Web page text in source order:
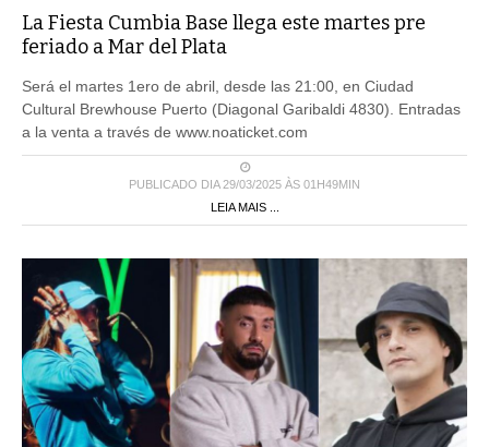
La Fiesta Cumbia Base llega este martes pre
feriado a Mar del Plata
Será el martes 1ero de abril, desde las 21:00, en Ciudad
Cultural Brewhouse Puerto (Diagonal Garibaldi 4830). Entradas
a la venta a través de www.noaticket.com
PUBLICADO DIA 29/03/2025 ÀS 01H49MIN
LEIA MAIS ...